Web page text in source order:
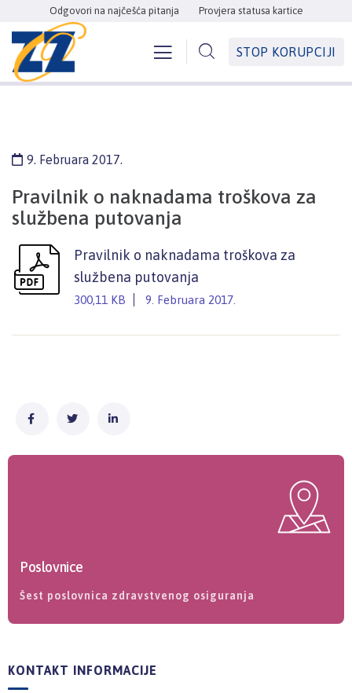
Odgovori na najčešća pitanja Provjera statusa kartice
STOP KORUPCIJI
9. Februara 2017.
Pravilnik o naknadama troškova za
službena putovanja
Pravilnik o naknadama troškova za
službena putovanja
300,11 KB 9. Februara 2017.
Poslovnice
Šest poslovnica zdravstvenog osiguranja
KONTAKT INFORMACIJE